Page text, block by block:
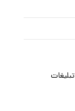
تبلیغات